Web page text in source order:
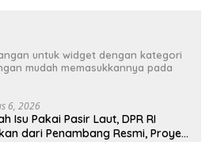
untuk widget dengan kategori
mudah memasukkannya pada
6, 2026
Isu Pakai Pasir Laut, DPR RI
dari Penambang Resmi, Proyek